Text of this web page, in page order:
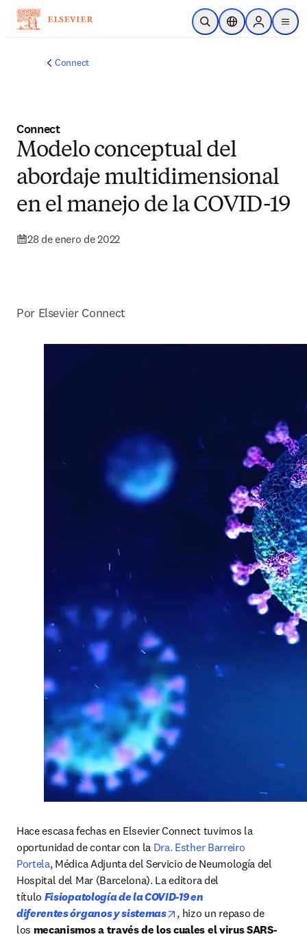
Saltar al contenido principal
Abrir búsqueda
Selector deSign in to
menu
Connect
Connect
Modelo conceptual del
abordaje multidimensional
en el manejo de la COVID-19
28 de enero de 2022
Por Elsevier Connect
Hace escasa fechas en Elsevier Connect tuvimos la
oportunidad de contar con la Dra. Esther Barreiro
Portela, Médica Adjunta del Servicio de Neumología del
Hospital del Mar (Barcelona). La editora del
título Fisiopatología de la COVID-19 en
diferentes órganos y sistemas
opens in new tab/window
, hizo un repaso de
los mecanismos a través de los cuales el virus SARS-